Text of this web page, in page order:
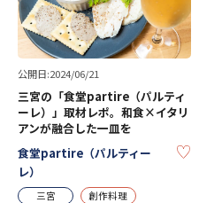
公開日:2024/06/21
三宮の「食堂partire（パルティ
ーレ）」取材レポ。和食×イタリ
アンが融合した一皿を
食堂partire（パルティー
レ）
三宮 創作料理